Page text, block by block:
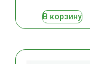
В корзину